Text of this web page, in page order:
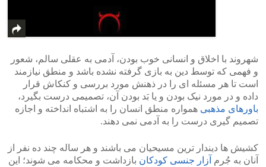
شهروند با اخلاق و انسانی خوب بودن، آدمی به عقلی سالم، شعور
و فهمی که توسط دین به بازی گرفته نشده باشد و منطق نیازمند
است تا هر مسئله ای را در ذهنش مورد بررسی و کنکاش قرار
داده و در مورد نیک بودن و یا بَد بودن آن، تصمیمی درست بگیرد،
باورهای مذهبی همواره منطق انسان را به اشتباه انداخته و اجازه
تصمیم گیری درست را به آدمی نمی دهند.
کشیش ها دیندار ترین مسیحیان می باشند و هر ساله چند ده نفر از
آنان به جُرم آزار جنسی کودکان بازداشت و محکامه می شوند؛ این